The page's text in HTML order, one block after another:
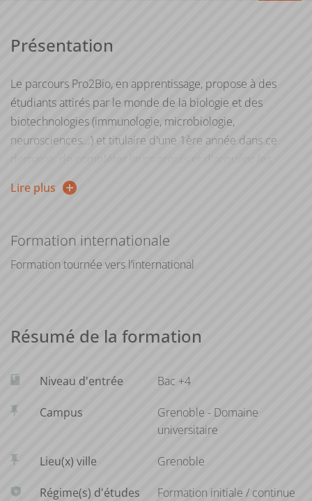
Présentation
Le parcours Pro2Bio, en apprentissage, propose à des
étudiants attirés par le monde de la biologie et des
biotechnologies (immunologie, microbiologie,
neurosciences...) et titulaire d'une 1ère année dans ce
domaine, de compléter leurs acquis et d'acquérir les
connaissances et compétences indispensables au métier
d'ingénieur R&D dans des entreprises de biotechnologie.
développer et de mettre en oeuvre des stratégies de
relatif au secteur des biotechnologies.
L'intégration des connaissances sera mise en pratique lors
professionnalisation) de 9 à 12 mois en entreprise.
Inovotion, BGene, CNRS, CEA...
Lire plus
Formation internationale
Formation tournée vers l’international
Résumé de la formation
Niveau d'entrée Bac +4
Campus
Grenoble - Domaine
universitaire
Lieu(x) ville Grenoble
Régime(s) d'études Formation initiale / continue